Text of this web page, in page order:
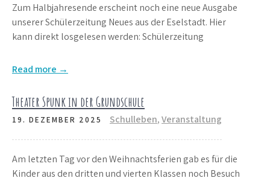
Zum Halbjahresende erscheint noch eine neue Ausgabe
unserer Schülerzeitung Neues aus der Eselstadt. Hier
kann direkt losgelesen werden: Schülerzeitung
Read more →
Theater Spunk in der Grundschule
19. DEZEMBER 2025 Schulleben,Veranstaltung
Am letzten Tag vor den Weihnachtsferien gab es für die
Kinder aus den dritten und vierten Klassen noch Besuch